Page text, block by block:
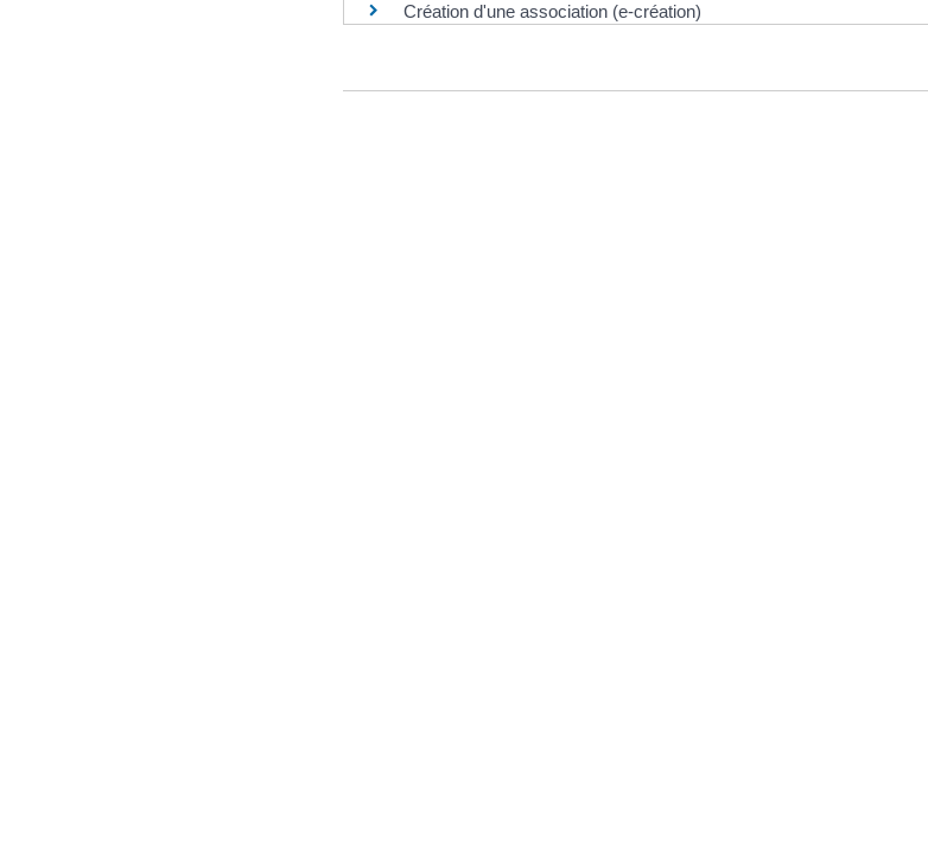
Création d'une association (e-création)